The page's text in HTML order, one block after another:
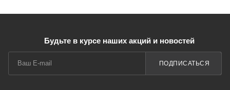
Будьте в курсе наших акций и новостей
ПОДПИСАТЬСЯ